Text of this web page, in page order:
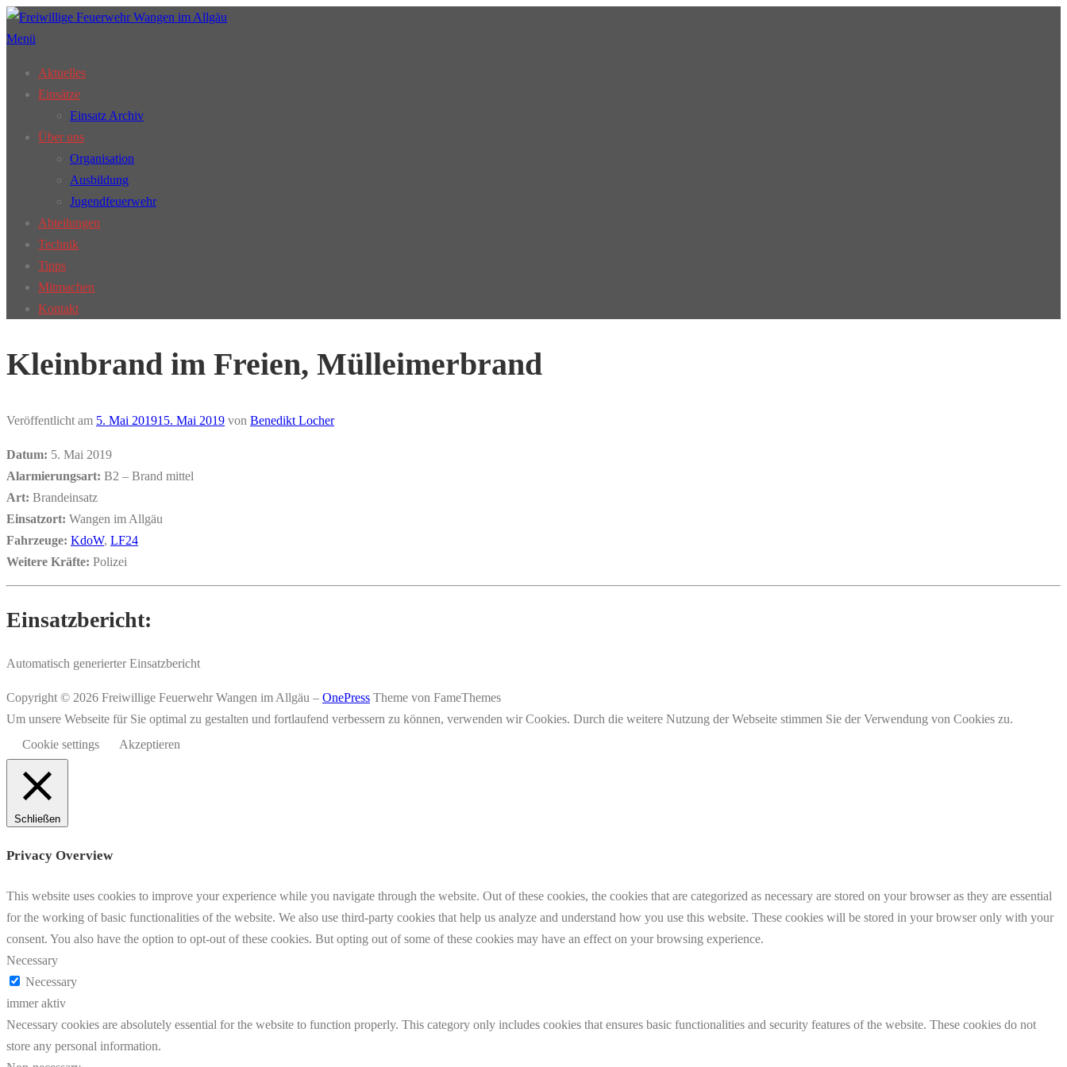
Zum
Inhalt
Menü
Aktuelles
Einsätze
Einsatz Archiv
Über uns
Organisation
Ausbildung
Jugendfeuerwehr
Abteilungen
Technik
Tipps
Mitmachen
Kontakt
Kleinbrand im Freien, Mülleimerbrand
Veröffentlicht am 5. Mai 201915. Mai 2019 von Benedikt Locher
Datum: 5. Mai 2019
Alarmierungsart: B2 – Brand mittel
Art: Brandeinsatz
Einsatzort: Wangen im Allgäu
Fahrzeuge: KdoW, LF24
Weitere Kräfte: Polizei
Einsatzbericht:
Automatisch generierter Einsatzbericht
Copyright © 2026 Freiwillige Feuerwehr Wangen im Allgäu – OnePress Theme von FameThemes
Um unsere Webseite für Sie optimal zu gestalten und fortlaufend verbessern zu können, verwenden wir Cookies. Durch die weitere Nutzung der Webseite stimmen Sie der Verwendung von Cookies zu.
Cookie settings
Akzeptieren
Schließen
Privacy Overview
This website uses cookies to improve your experience while you navigate through the website. Out of these cookies, the cookies that are categorized as necessary are stored on your browser as they are essential
for the working of basic functionalities of the website. We also use third-party cookies that help us analyze and understand how you use this website. These cookies will be stored in your browser only with your
consent. You also have the option to opt-out of these cookies. But opting out of some of these cookies may have an effect on your browsing experience.
Necessary
Necessary
immer aktiv
Necessary cookies are absolutely essential for the website to function properly. This category only includes cookies that ensures basic functionalities and security features of the website. These cookies do not
store any personal information.